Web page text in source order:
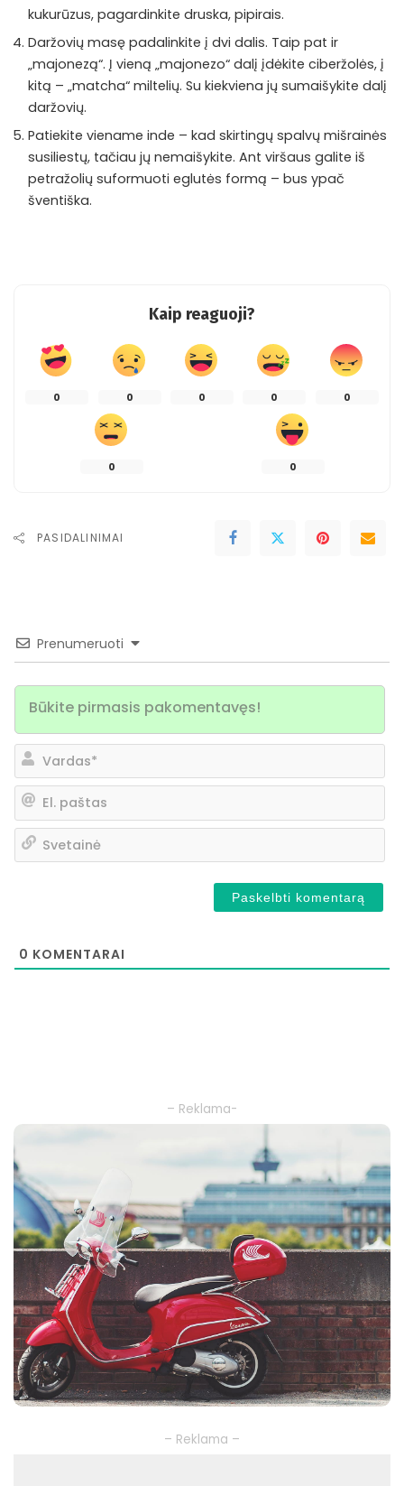
kukurūzus, pagardinkite druska, pipirais.
Daržovių masę padalinkite į dvi dalis. Taip pat ir
„majonezą“. Į vieną „majonezo“ dalį įdėkite ciberžolės, į
kitą – „matcha“ miltelių. Su kiekviena jų sumaišykite dalį
daržovių.
Patiekite viename inde – kad skirtingų spalvų mišrainės
susiliestų, tačiau jų nemaišykite. Ant viršaus galite iš
petražolių suformuoti eglutės formą – bus ypač
šventiška.
Kaip reaguoji?
0 0 0 0 0
0 0
PASIDALINIMAI
Prenumeruoti
0 KOMENTARAI
– Reklama-
– Reklama –